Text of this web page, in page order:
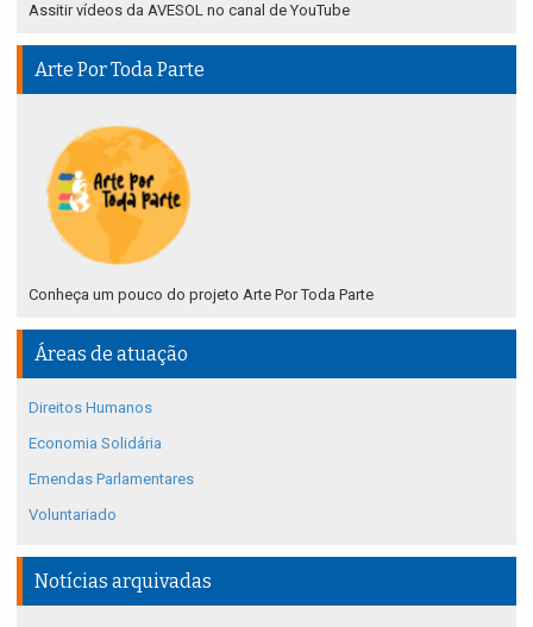
Assitir vídeos da AVESOL no canal de YouTube
Arte Por Toda Parte
Conheça um pouco do projeto Arte Por Toda Parte
Áreas de atuação
Direitos Humanos
Economia Solidária
Emendas Parlamentares
Voluntariado
Notícias arquivadas